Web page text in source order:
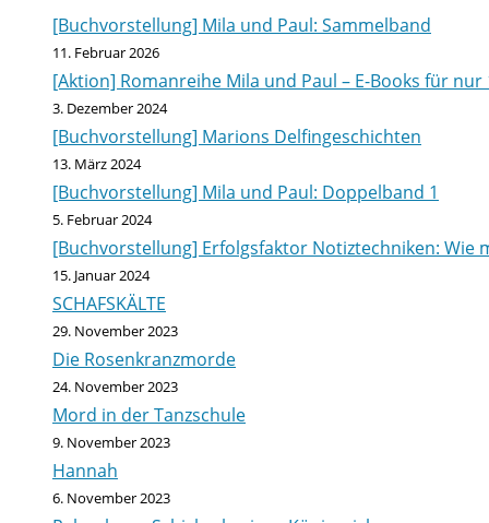
[Buchvorstellung] Mila und Paul: Sammelband
11. Februar 2026
[Aktion] Romanreihe Mila und Paul – E-Books für nur
3. Dezember 2024
[Buchvorstellung] Marions Delfingeschichten
13. März 2024
[Buchvorstellung] Mila und Paul: Doppelband 1
5. Februar 2024
[Buchvorstellung] Erfolgsfaktor Notiztechniken:
15. Januar 2024
SCHAFSKÄLTE
29. November 2023
Die Rosenkranzmorde
24. November 2023
Mord in der Tanzschule
9. November 2023
Hannah
6. November 2023